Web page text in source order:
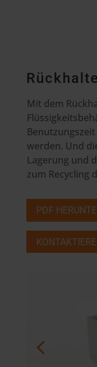
Mit dem
werden. Und
Lagerung und
zum Recycling
PDF